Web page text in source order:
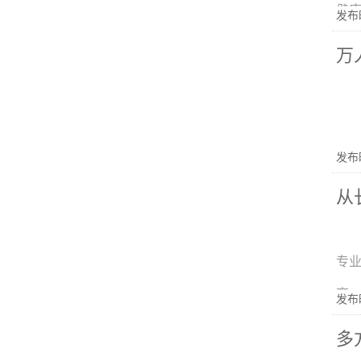
健
发布
万
发布
从
专
商
发布
多